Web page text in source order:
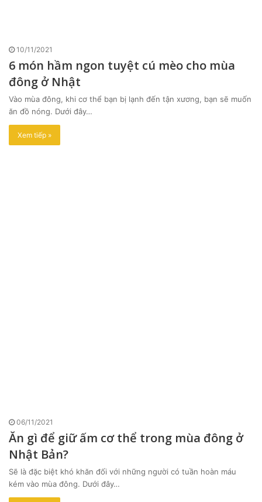
10/11/2021
6 món hầm ngon tuyệt cú mèo cho mùa
đông ở Nhật
Vào mùa đông, khi cơ thể bạn bị lạnh đến tận xương, bạn sẽ muốn
ăn đồ nóng. Dưới đây…
Xem tiếp »
06/11/2021
Ăn gì để giữ ấm cơ thể trong mùa đông ở
Nhật Bản?
Sẽ là đặc biệt khó khăn đối với những người có tuần hoàn máu
kém vào mùa đông. Dưới đây…